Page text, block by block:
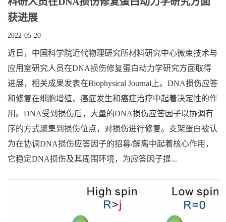
获进展
2022-05-20
近日，中国科学院近代物理研究所材料研究中心微束技术与
应用室研究人员在DNA损伤修复蛋白动力学研究方面取得
进展，相关成果发表在Biophysical Journal上。DNA损伤应答
和修复在细胞增殖、癌症发生和癌症治疗中起着决定性的作
用。DNA受到损伤后，大量的DNA损伤应答因子以协调有
序的方式聚集到损伤位点，对损伤进行修复。支架蛋白被认
为在协调DNA损伤应答因子的招募/解离中起着核心作用，
它稳定DNA损伤及其周围环境，为应答因子提...